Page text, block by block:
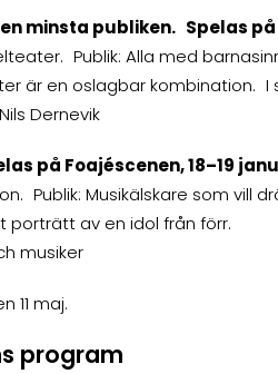
minsta publiken. Spelas på
Publik: Alla med
är en oslagbar kombination.
Dernevik
på Foajéscenen, 18–19
Publik: Musikälskare som vill
porträtt av en idol från förr.
musiker
11 maj.
program